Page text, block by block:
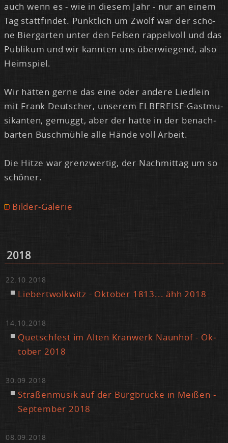
auch wenn es - wie in die­sem Jahr - nur an ei­nem
Tag statt­fin­det. Pünkt­lich um Zwölf war der schö­
ne Bier­gar­ten un­ter den Fel­sen rap­pel­voll und das
Pu­bli­kum und wir kann­ten uns über­wie­gend, al­so
Heim­spiel.
Wir hät­ten ger­ne das ei­ne oder an­de­re Lied­lein
mit Frank Deut­scher, un­se­rem EL­BE­REI­SE-Gast­mu­
si­kan­ten, ge­mug­gt, aber der hat­te in der be­nach­
bar­ten Busch­müh­le al­le Hän­de voll Ar­beit.
Die Hit­ze war grenz­wer­tig, der Nach­mit­tag um so
schö­ner.
Bilder-Galerie
2018
22.10.2018
Lie­bert­wolk­witz - Ok­to­ber 1813... ähh 2018
14.10.2018
Quetsch­fest im Al­ten Kran­werk Naun­hof - Ok­
to­ber 2018
30.09.2018
Stra­ßen­mu­sik auf der Burg­brü­cke in Mei­ßen -
Sep­tem­ber 2018
08.09.2018